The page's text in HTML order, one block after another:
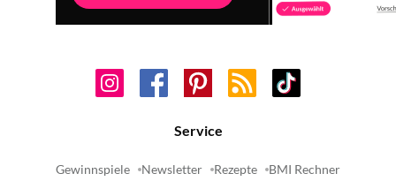
Service
Gewinnspiele Newsletter Rezepte BMI Rechner